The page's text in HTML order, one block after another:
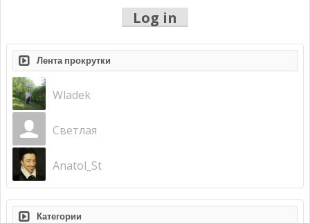
Log in
Лента прокрутки
Wladek
Светлая
Anatol_St
Категории